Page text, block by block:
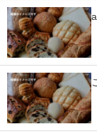
企業ITのトレン
経営リーダー
マーケ×ITの今